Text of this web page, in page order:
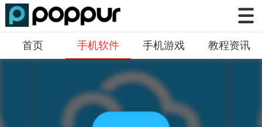
首页 手机软件 手机游戏 教程资讯